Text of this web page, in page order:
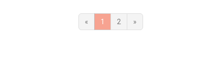
« 1 2 »